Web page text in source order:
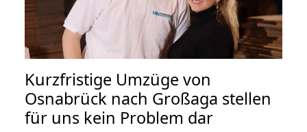
Kurzfristige Umzüge von
Osnabrück nach Großaga stellen
für uns kein Problem dar